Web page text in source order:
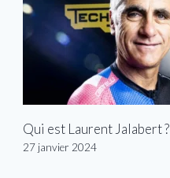
Qui est Laurent Jalabert ?
27 janvier 2024